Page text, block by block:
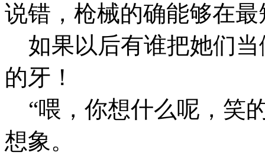
说错，枪械的确能够在
如果以后有谁把她们当
的牙！
“喂，你想什么呢，笑
想象。